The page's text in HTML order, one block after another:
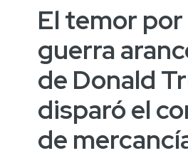
El temor por
guerra
de Donald
disparó el
de